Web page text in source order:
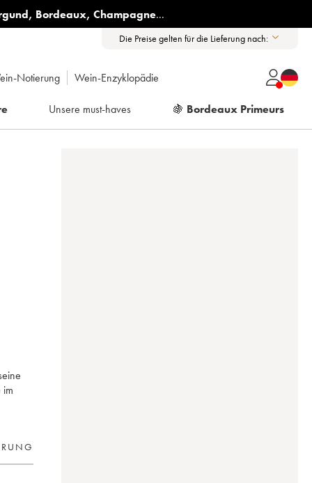
, Bordeaux, Champagne...
Die Preise gelten für die Lieferung nach:
Notierung Wein-Enzyklopädie
Unsere must-haves 🍇 Bordeaux Primeurs